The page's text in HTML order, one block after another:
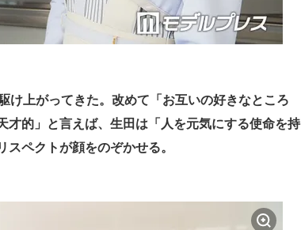
け上がってきた。改めて「お互いの好きなところ
的」と言えば、生田は「人を元気にする使命を持
ペクトが顔をのぞかせる。